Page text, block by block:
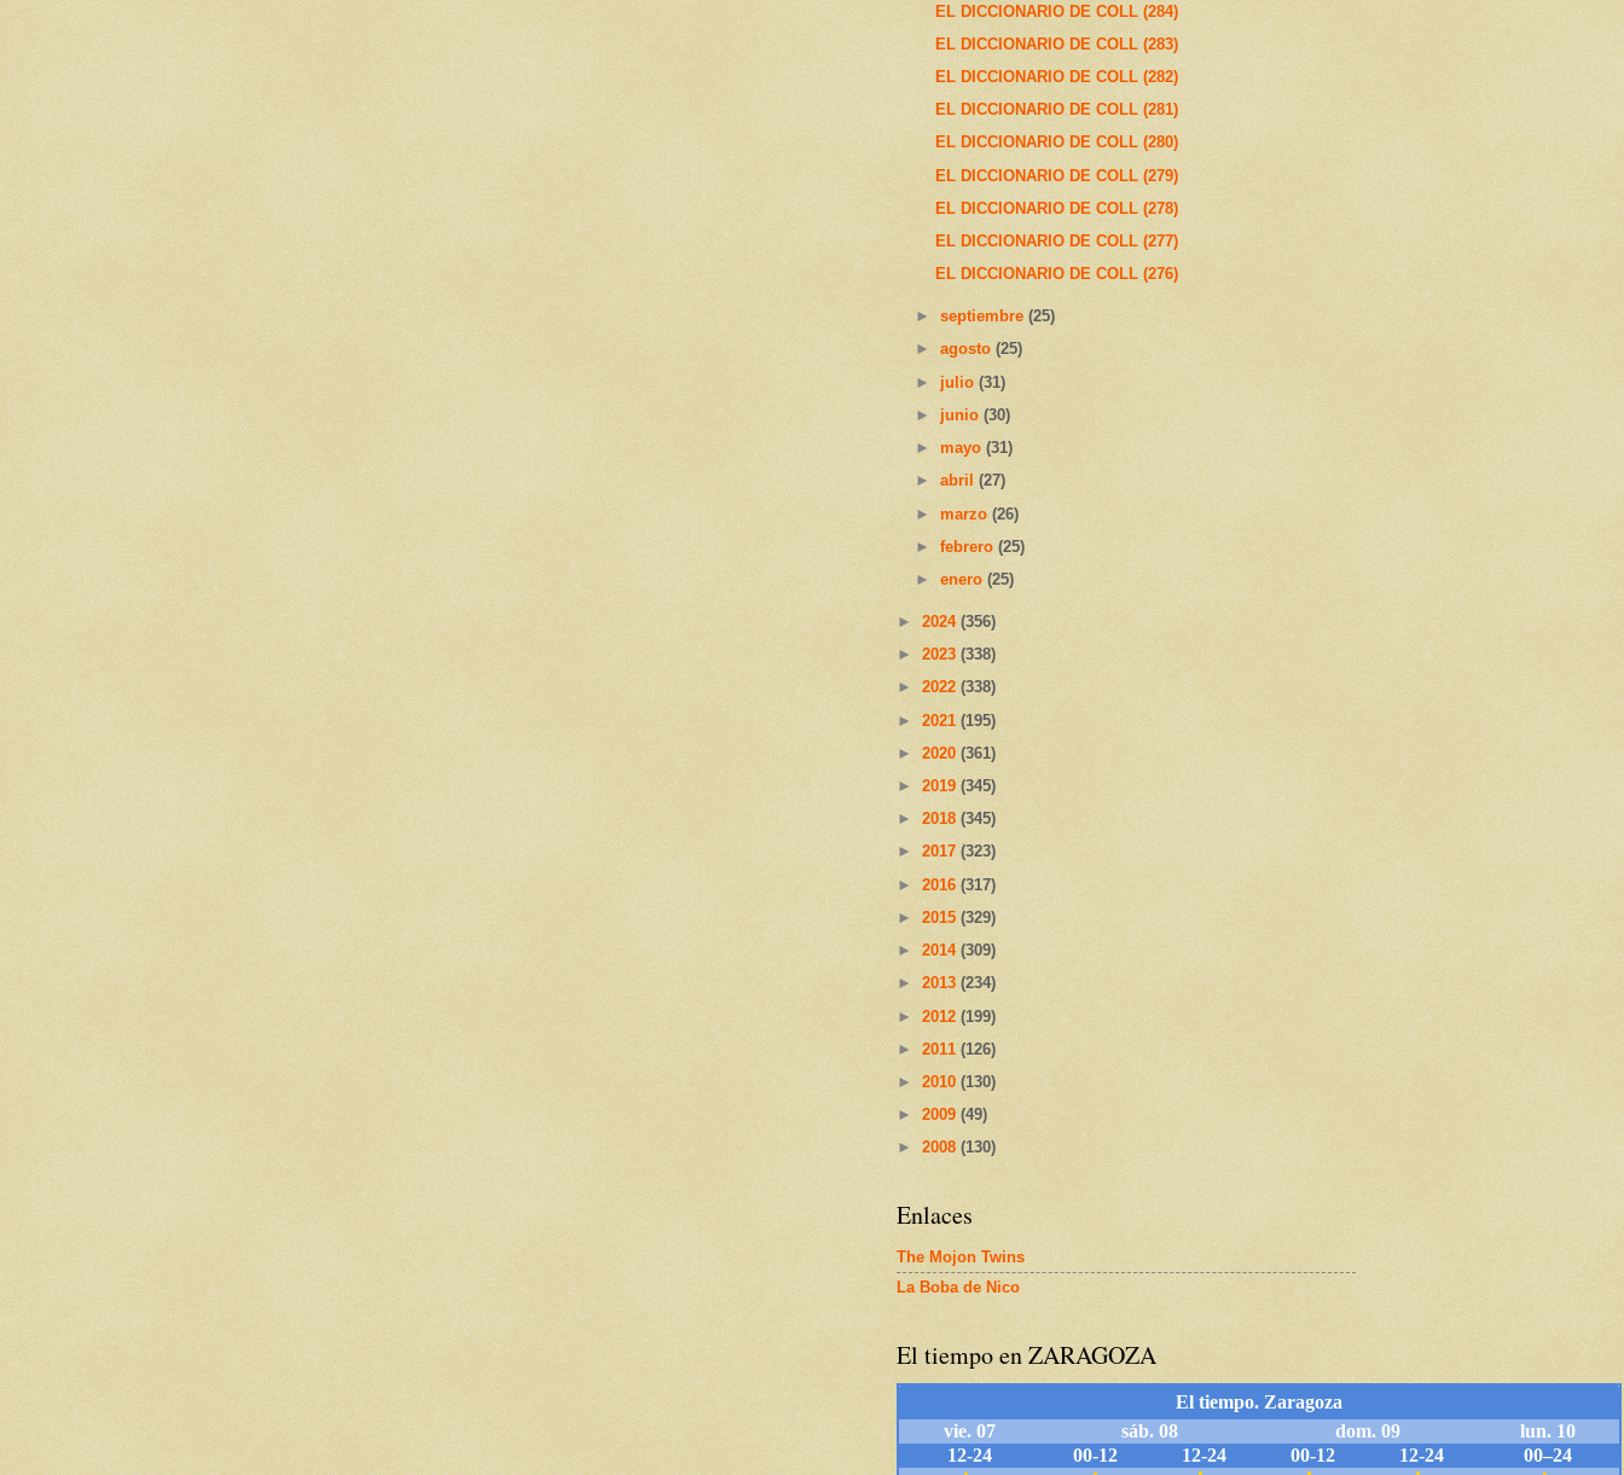
EL DICCIONARIO DE COLL (284)
EL DICCIONARIO DE COLL (283)
EL DICCIONARIO DE COLL (282)
EL DICCIONARIO DE COLL (281)
EL DICCIONARIO DE COLL (280)
EL DICCIONARIO DE COLL (279)
EL DICCIONARIO DE COLL (278)
EL DICCIONARIO DE COLL (277)
EL DICCIONARIO DE COLL (276)
►septiembre(25)
►agosto(25)
►julio(31)
►junio(30)
►mayo(31)
►abril(27)
►marzo(26)
►febrero(25)
►enero(25)
► 2024 (356)
► 2023 (338)
► 2022 (338)
► 2021 (195)
► 2020 (361)
► 2019 (345)
► 2018 (345)
► 2017 (323)
► 2016 (317)
► 2015 (329)
► 2014 (309)
► 2013 (234)
► 2012 (199)
► 2011 (126)
► 2010 (130)
► 2009 (49)
► 2008 (130)
Enlaces
The Mojon Twins
La Boba de Nico
El tiempo en ZARAGOZA